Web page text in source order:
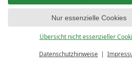
Nur essenzielle Cookies
Übersicht nicht essenzieller
Datenschutzhinweise
Keine passende Hütte